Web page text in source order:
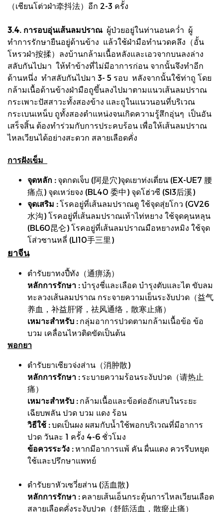
（เชียนโต่วฝ่า牵抖法）อีก 2-3 ครั้ง
3.4. การอบอุ่นเส้นลมปราณ ผู้ป่วยอยู่ในท่านอนคว่ำ ผู้
ทำการรักษายืนอยู่ด้านข้าง แล้วใช้ฝ่ามือทำนวดคลึง（อั้น
โหรวฝ่า按揉）ลงบ้านกล้ามเนื้อหลังและเอวจากบนลงล่าง
สลับกันไปมา ให้ทำข้างที่ไม่มีอาการก่อน จากนั้นจึงทำอีก
ด้านหนึ่ง ทำสลับกันไปมา 3- 5 รอบ หลังจากนั้นใช้ท่าถู โดย
กล้ามเนื้อด้านข้างฝ่ามือถูขึ้นลงไปมาตามแนวเส้นลมปราณ
กระเพาะปัสสาวะทั้งสองข้าง และถูในแนวนอนที่บริเวณ
กระเบนเหน็บ ถูทั้งสองตำแหน่งจนเกิดความรู้สึกอุ่นๆ เป็นอัน
เสร็จสิ้น ต้องทำร่วมกับการประคบร้อน เพื่อให้เส้นลมปราณ
ไหลเวียนได้อย่างสะดวก สลายเลือดคั่ง
การฝังเข็ม
จุดหลัก :จุดกดเจ็บ (阿是穴)จุดเยาท่งเตี่ยน (EX-UE7 腰
痛点) จุดเหว่ยจง (BL40 委中) จุดโฮ่วซี (SI3后溪)
จุดเสริม :โรคอยู่ที่เส้นลมปราณตู ใช้จุดสุ่ยโกว (GV26
水沟) โรคอยู่ที่เส้นลมปราณเท้าไท่หยาง ใช้จุดคุนหลุน
(BL60昆仑) โรคอยู่ที่เส้นลมปราณมือหยางหมิง ใช้จุด
โส่วซานหลี่ (LI10手三里)
ยาจีน
ตำรับยาทงปี้ทัง（通痹汤）
หลักการรักษา :บำรุงชี่และเลือด บำรุงตับและไต ขับลม
ทะลวงเส้นลมปราณ กระจายความเย็นระงับปวด（益气
养血，补益肝肾，祛风通络，散寒止痛）
เหมาะสำหรับ :กลุ่มอาการปวดตามกล้ามเนื้อข้อ ข้อ
บวม เคลื่อนไหวติดขัดเป็นต้น
พอกยา
ตำรับยาเซียวจ่งส่าน（消肿散)
หลักการรักษา :ระบายความร้อนระงับปวด（请热止
痛）
เหมาะสำหรับ :กล้ามเนื้อและข้อต่ออักเสบในระยะ
เฉียบพลัน ปวด บวม แดง ร้อน
วิธีใช้ :บดเป็นผง ผสมกับน้ำใช้พอกบริเวณที่มีอาการ
ปวด วันละ 1 ครั้ง 4-6 ชั่วโมง
ข้อควรระวัง :หากมีอาการแพ้ คัน ผื่นแดง ควรรีบหยุด
ใช้และปรึกษาแพทย์
ตำรับยาหัวเซวี่ยส่าน (活血散)
หลักการรักษา :คลายเส้นเอ็นกระตุ้นการไหลเวียนเลือด
สลายเลือดคั่งระงับปวด（舒筋活血，散瘀止痛）